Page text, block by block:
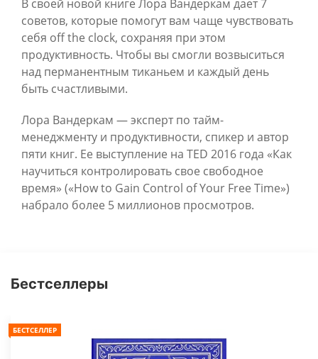
В своей новой книге Лора Вандеркам дает 7
советов, которые помогут вам чаще чувствовать
себя off the clock, сохраняя при этом
продуктивность. Чтобы вы смогли возвыситься
над перманентным тиканьем и каждый день
быть счастливыми.
Лора Вандеркам — эксперт по тайм-
менеджменту и продуктивности, спикер и автор
пяти книг. Ее выступление на TED 2016 года «Как
научиться контролировать свое свободное
время» («How to Gain Control of Your Free Time»)
набрало более 5 миллионов просмотров.
Бестселлеры
БЕСТСЕЛЛЕР